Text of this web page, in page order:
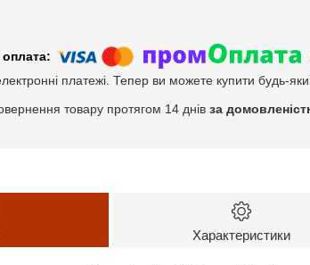
платежі. Тепер ви можете купити будь-
товару протягом 14 днів за
Характеристики